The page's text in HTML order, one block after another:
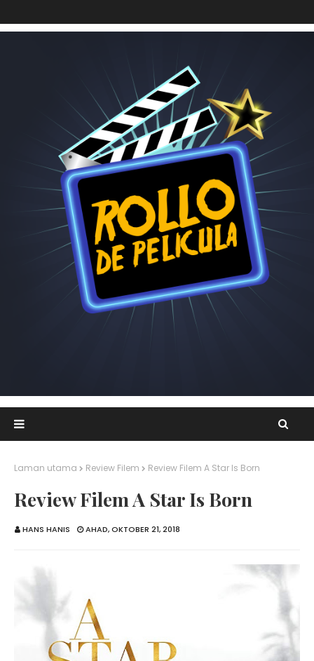
Laman utama Review Filem Review Filem A Star Is Born
Review Filem A Star Is Born
HANS HANIS AHAD, OKTOBER 21, 2018